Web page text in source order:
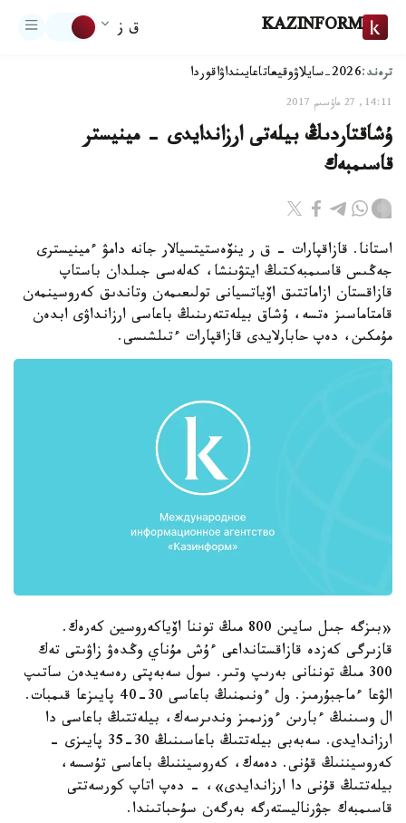
KAZINFORM ق ز
ترەند:2026-سايلاۋ وقيعاتاعايىنداۋاقوردا
14:11, 27 ماۋسىم 2017
ۇشاقتاردىڭ بيلەتى ارزاندايدى - مينيستر
قاسىمبەك
استانا. قازاقپارات - ق ر ينۆەستيتسيالار جانە دامۋ ءمينيسترى
جەڭىس قاسىمبەكتىڭ ايتۋىنشا، كەلەسى جىلدان باستاپ
قازاقستان ازاماتتىق اۆياتسيانى تولىعىمەن وتاندىق كەروسينمەن
قامتاماسىز ەتسە، ۇشاق بيلەتتەرىنىڭ باعاسى ارزانداۋى ابدەن
مۇمكىن، دەپ حابارلايدى قازاقپارات ءتىلشىسى.
«بىزگە جىل سايىن 800 مىڭ توننا اۆياكەروسين كەرەك.
قازىرگى كەزدە قازاقستانداعى ءۇش مۇناي وڭدەۋ زاۋىتى تەك
300 مىڭ توننانى بەرىپ وتىر. سول سەبەپتى رەسەيدەن ساتىپ
الۋعا ءماجبۇرمىز. ول ءونىمنىڭ باعاسى 30-40 پايىزعا قىمبات.
ال وسىنىڭ ءبارىن ءوزىمىز وندىرسەك، بيلەتتىڭ باعاسى دا
ارزاندايدى. سەبەبى بيلەتتىڭ باعاسىنىڭ 30-35 پايىزى -
كەروسيننىڭ قۇنى. دەمەك، كەروسيننىڭ باعاسى تۇسسە،
بيلەتتىڭ قۇنى دا ارزاندايدى»، - دەپ اتاپ كورسەتتى
قاسىمبەك جۋرناليستەرگە بەرگەن سۇحباتىندا.